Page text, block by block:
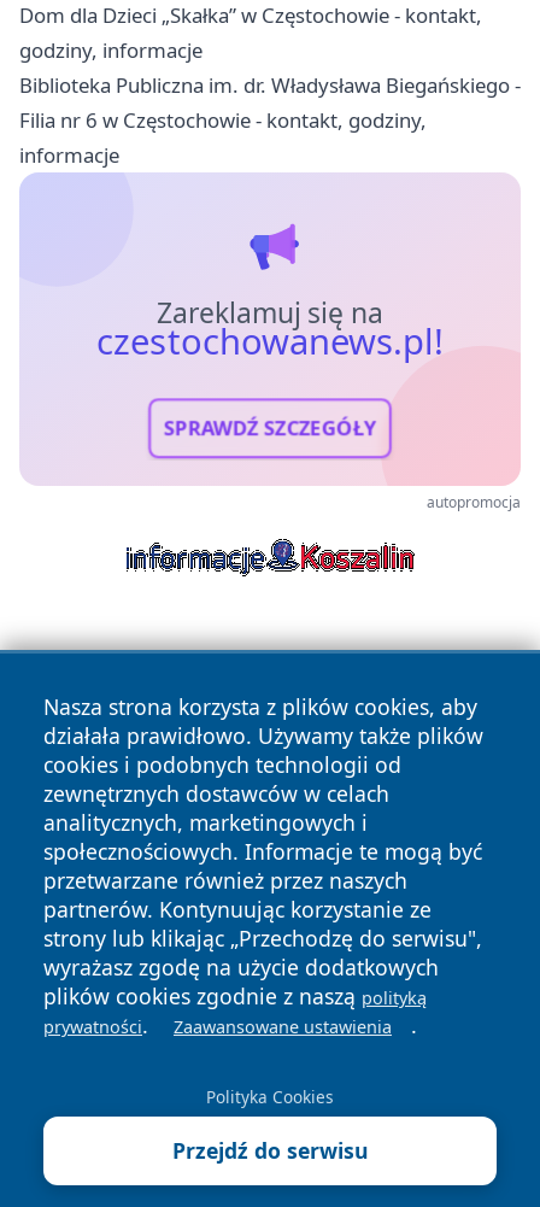
Dom dla Dzieci „Skałka” w Częstochowie - kontakt,
godziny, informacje
Biblioteka Publiczna im. dr. Władysława Biegańskiego -
Filia nr 6 w Częstochowie - kontakt, godziny,
informacje
Zareklamuj się na
czestochowanews.pl!
SPRAWDŹ SZCZEGÓŁY
autopromocja
Nasza strona korzysta z plików cookies, aby
działała prawidłowo. Używamy także plików
cookies i podobnych technologii od
zewnętrznych dostawców w celach
analitycznych, marketingowych i
społecznościowych. Informacje te mogą być
przetwarzane również przez naszych
partnerów. Kontynuując korzystanie ze
strony lub klikając „Przechodzę do serwisu",
wyrażasz zgodę na użycie dodatkowych
plików cookies zgodnie z naszą polityką
prywatności. Zaawansowane ustawienia .
Polityka Cookies
Przejdź do serwisu
Copyright © 2026 czestochowanews.pl Wszystkie prawa
zastrzeżone.
News Autorzy
Polityka
Prywatności
Polityka
Cookies
cześć